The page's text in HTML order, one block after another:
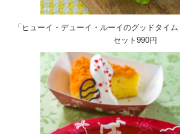
「ヒューイ・デューイ・ルーイのグッドタイ
セット990円